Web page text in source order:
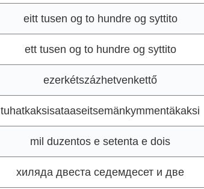
eitt tusen og to hundre og syttito
ett tusen og to hundre og syttito
ezerkétszázhetvenkettő
tuhatkaksisataaseitsemänkymmentäkaksi
mil duzentos e setenta e dois
хиляда двеста седемдесет и две